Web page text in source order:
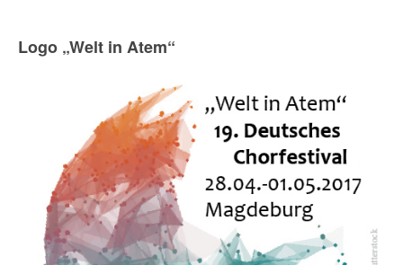
Logo „Welt in Atem“